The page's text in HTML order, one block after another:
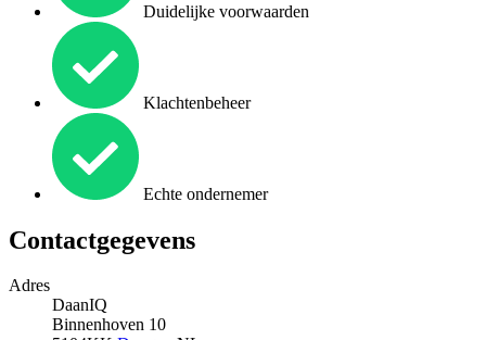
Duidelijke voorwaarden
Klachtenbeheer
Echte ondernemer
Contactgegevens
Adres
DaanIQ
Binnenhoven 10